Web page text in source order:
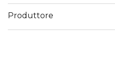
donare un effetto lifting e
cutaneo. Le rughe sono
Produttore